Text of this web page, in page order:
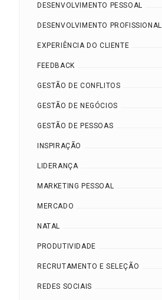
DESENVOLVIMENTO PESSOAL
DESENVOLVIMENTO PROFISSIONAL
EXPERIÊNCIA DO CLIENTE
FEEDBACK
GESTÃO DE CONFLITOS
GESTÃO DE NEGÓCIOS
GESTÃO DE PESSOAS
INSPIRAÇÃO
LIDERANÇA
MARKETING PESSOAL
MERCADO
NATAL
PRODUTIVIDADE
RECRUTAMENTO E SELEÇÃO
REDES SOCIAIS